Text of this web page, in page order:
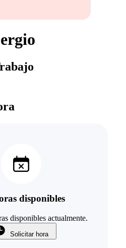
disponibles
disponibles actualmente.
Solicitar hora